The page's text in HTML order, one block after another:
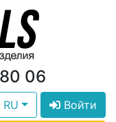
06
RU Войти